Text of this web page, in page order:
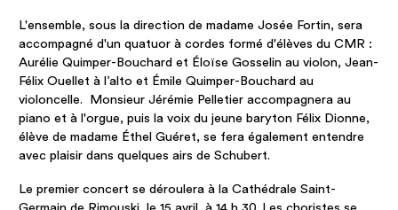
L'ensemble, sous la direction de madame Josée Fortin, sera
accompagné d'un quatuor à cordes formé d'élèves du CMR :
Aurélie Quimper-Bouchard et Éloïse Gosselin au violon, Jean-
Félix Ouellet à l’alto et Émile Quimper-Bouchard au
violoncelle. Monsieur Jérémie Pelletier accompagnera au
piano et à l'orgue, puis la voix du jeune baryton Félix Dionne,
élève de madame Éthel Guéret, se fera également entendre
avec plaisir dans quelques airs de Schubert.
Le premier concert se déroulera à la Cathédrale Saint-